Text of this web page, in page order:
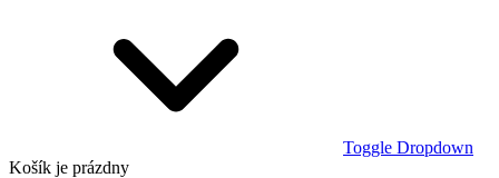
Toggle Dropdown
Košík je prázdny